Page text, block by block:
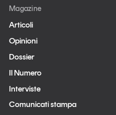
Magazine
Articoli
Opinioni
Dossier
Il Numero
Interviste
Comunicati stampa